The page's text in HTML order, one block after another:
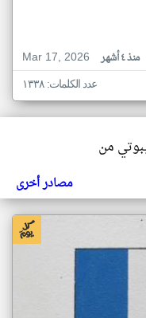
Mar 17, 2026
منذ ٤ أشهر
عدد الكلمات: ١٣٣٨
من
مصادر أخرى